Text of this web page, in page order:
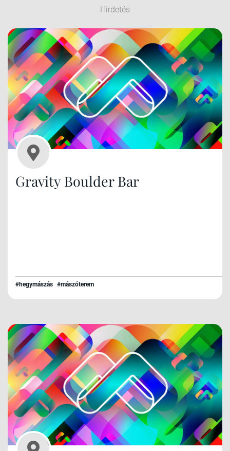
Hirdetés
Gravity Boulder Bar
#hegymászás #mászóterem